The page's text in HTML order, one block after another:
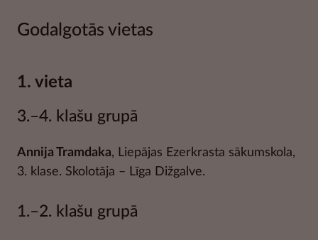
Godalgotās vietas
1. vieta
3.–4. klašu grupā
Annija Tramdaka, Liepājas Ezerkrasta sākumskola,
3. klase. Skolotāja – Līga Dižgalve.
1.–2. klašu grupā